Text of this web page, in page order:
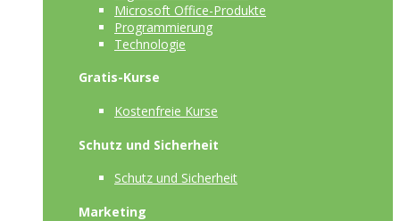
Microsoft Office-Produkte
Programmierung
Technologie
Gratis-Kurse
Kostenfreie Kurse
Schutz und Sicherheit
Schutz und Sicherheit
Marketing